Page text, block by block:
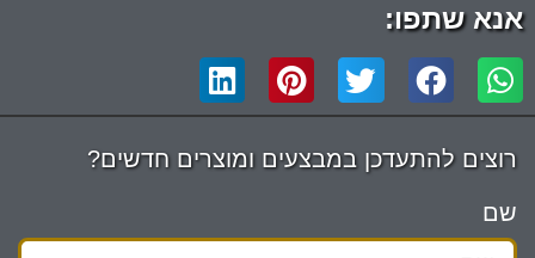
אנא שתפו:
רוצים להתעדכן במבצעים ומוצרים חדשים?
שם